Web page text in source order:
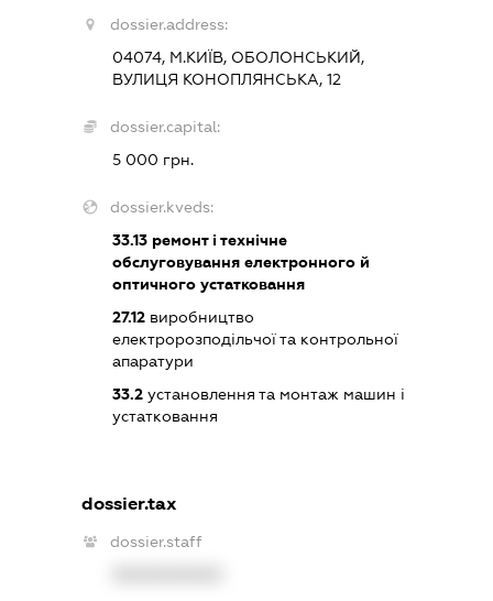
dossier.address:
04074, М.КИЇВ, ОБОЛОНСЬКИЙ,
ВУЛИЦЯ КОНОПЛЯНСЬКА, 12
dossier.capital:
5 000 грн.
dossier.kveds:
33.13ремонт і технічне
обслуговування електронного й
оптичного устатковання
27.12виробництво
електророзподільчої та контрольної
апаратури
33.2установлення та монтаж машин і
устатковання
dossier.tax
dossier.staff